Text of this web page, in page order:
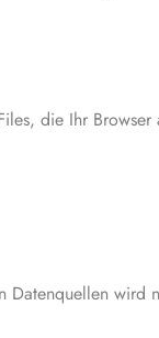
die Ihr
Datenquellen